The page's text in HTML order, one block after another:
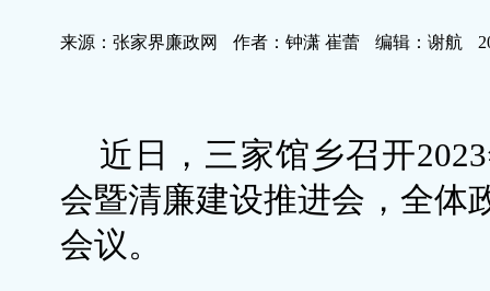
来源：张家界廉政网 作者：钟潇 崔蕾 编辑：谢航
近日，三家馆乡召开
会暨清廉建设推进会，全体
会议。